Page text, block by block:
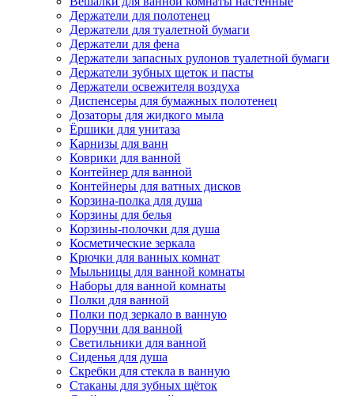
Держатели для полотенец
Держатели для туалетной бумаги
Держатели для фена
Держатели запасных рулонов туалетной бумаги
Держатели зубных щеток и пасты
Держатели освежителя воздуха
Диспенсеры для бумажных полотенец
Дозаторы для жидкого мыла
Ёршики для унитаза
Карнизы для ванн
Коврики для ванной
Контейнер для ванной
Контейнеры для ватных дисков
Корзина-полка для душа
Корзины для белья
Корзины-полочки для душа
Косметические зеркала
Крючки для ванных комнат
Мыльницы для ванной комнаты
Наборы для ванной комнаты
Полки для ванной
Полки под зеркало в ванную
Поручни для ванной
Светильники для ванной
Сиденья для душа
Скребки для стекла в ванную
Стаканы для зубных щёток